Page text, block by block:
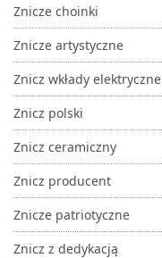
Znicze choinki
Znicze artystyczne
Znicz wkłady elektryczne
Znicz polski
Znicz ceramiczny
Znicz producent
Znicze patriotyczne
Znicz z dedykacją